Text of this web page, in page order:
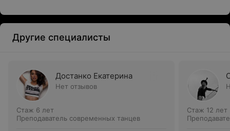
Другие специалисты
Достанко Екатерина
Нет отзывов
Стаж 6 лет
Преподаватель современных танцев
Стаж 12 лет